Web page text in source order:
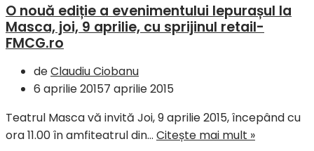
O nouă ediție a evenimentului Iepurașul la
Masca, joi, 9 aprilie, cu sprijinul retail-
FMCG.ro
deClaudiu Ciobanu
6 aprilie 20157 aprilie 2015
Teatrul Masca vă invită Joi, 9 aprilie 2015, începând cu
ora 11.00 în amfiteatrul din… Citește mai mult »